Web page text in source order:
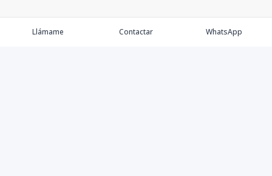
Llámame Contactar WhatsApp